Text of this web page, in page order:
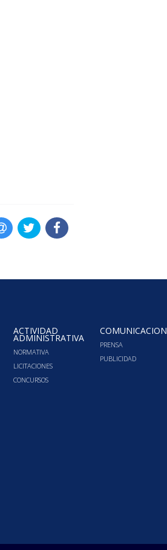
ACTIVIDAD
ADMINISTRATIVA
NORMATIVA
LICITACIONES
CONCURSOS
COMUNICACIÓN
PRENSA
PUBLICIDAD